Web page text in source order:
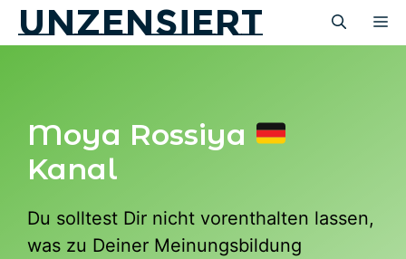
Zum
Inhaltunzensiert
Moya Rossiya
Kanal
Du solltest Dir nicht vorenthalten lassen,
was zu Deiner Meinungsbildung